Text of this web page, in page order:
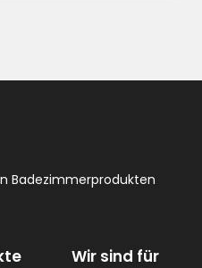
Badezimmerprodukten
Wir sind für